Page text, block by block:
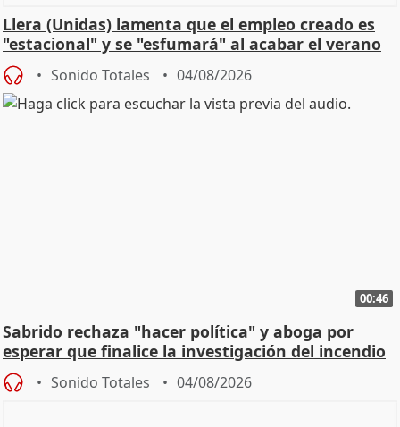
Llera (Unidas) lamenta que el empleo creado es
"estacional" y se "esfumará" al acabar el verano
Sonido Totales 04/08/2026
00:46
Sabrido rechaza "hacer política" y aboga por
esperar que finalice la investigación del incendio
Sonido Totales 04/08/2026